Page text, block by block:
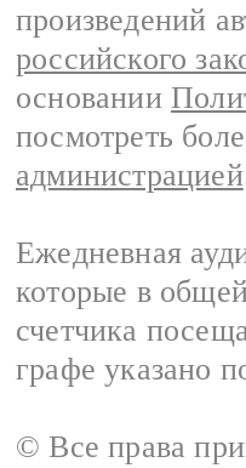
произведений
российского
основании
посмотреть
администрацией
Ежедневная
которые в
счетчика
графе указано
© Все права